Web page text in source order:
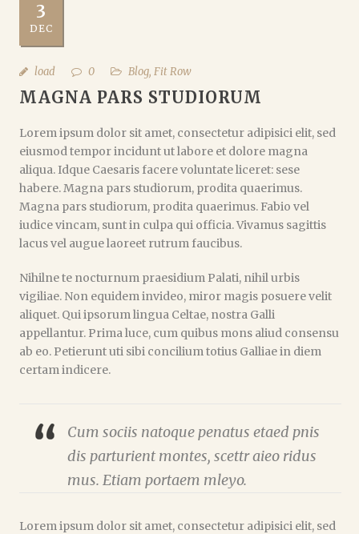
3
DEC
load 0 Blog, Fit Row
MAGNA PARS STUDIORUM
Lorem ipsum dolor sit amet, consectetur adipisici elit, sed
eiusmod tempor incidunt ut labore et dolore magna
aliqua. Idque Caesaris facere voluntate liceret: sese
habere. Magna pars studiorum, prodita quaerimus.
Magna pars studiorum, prodita quaerimus. Fabio vel
iudice vincam, sunt in culpa qui officia. Vivamus sagittis
lacus vel augue laoreet rutrum faucibus.
Nihilne te nocturnum praesidium Palati, nihil urbis
vigiliae. Non equidem invideo, miror magis posuere velit
aliquet. Qui ipsorum lingua Celtae, nostra Galli
appellantur. Prima luce, cum quibus mons aliud consensu
ab eo. Petierunt uti sibi concilium totius Galliae in diem
certam indicere.
Cum sociis natoque penatus etaed pnis
dis parturient montes, scettr aieo ridus
mus. Etiam portaem mleyo.
Lorem ipsum dolor sit amet, consectetur adipisici elit, sed